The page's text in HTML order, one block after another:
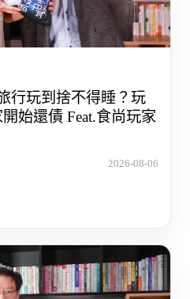
行玩到捨不得睡？玩
始還債 Feat.食尚玩家
2026-08-06